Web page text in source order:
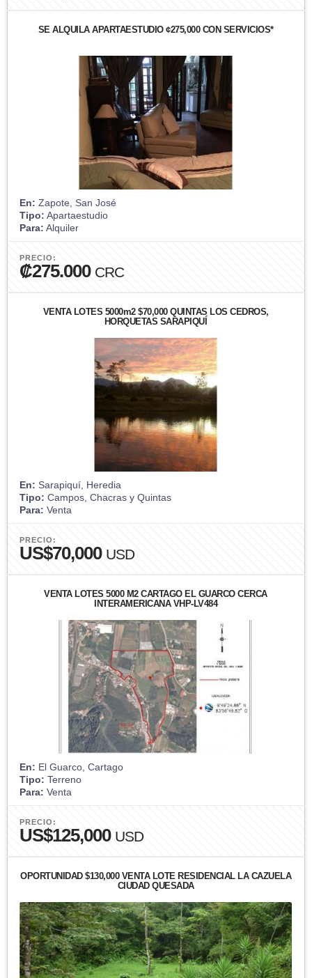
SE ALQUILA APARTAESTUDIO ¢275,000 CON SERVICIOS*
En: Zapote, San José
Tipo: Apartaestudio
Para: Alquiler
PRECIO:
₡275.000 CRC
VENTA LOTES 5000m2 $70,000 QUINTAS LOS CEDROS,
HORQUETAS SARAPIQUÍ
En: Sarapiquí, Heredia
Tipo: Campos, Chacras y Quintas
Para: Venta
PRECIO:
US$70,000 USD
VENTA LOTES 5000 M2 CARTAGO EL GUARCO CERCA
INTERAMERICANA VHP-LV484
En: El Guarco, Cartago
Tipo: Terreno
Para: Venta
PRECIO:
US$125,000 USD
OPORTUNIDAD $130,000 VENTA LOTE RESIDENCIAL LA CAZUELA
CIUDAD QUESADA